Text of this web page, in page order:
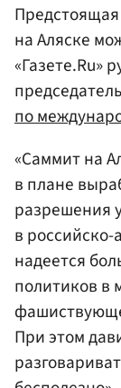
на Аляске
«Газете.Ru»
председатель
по
«Саммит на
в плане
разрешения
в
надеется
политиков в
При этом